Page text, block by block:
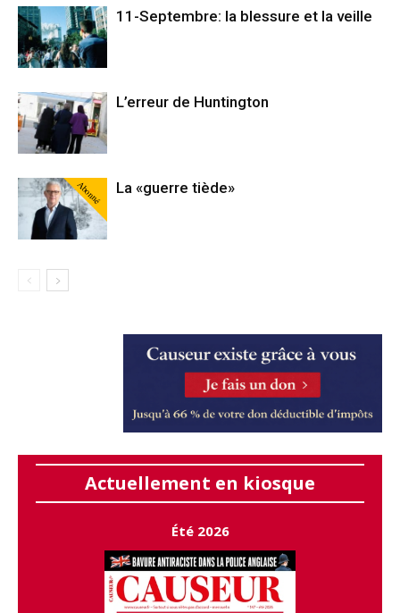
11-Septembre: la blessure et la veille
L’erreur de Huntington
Abonné La «guerre tiède»
Actuellement en kiosque
Été 2026